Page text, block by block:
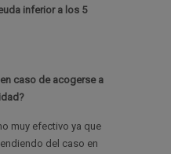
inferior a los 5
caso de acogerse a
muy efectivo ya que
del caso en